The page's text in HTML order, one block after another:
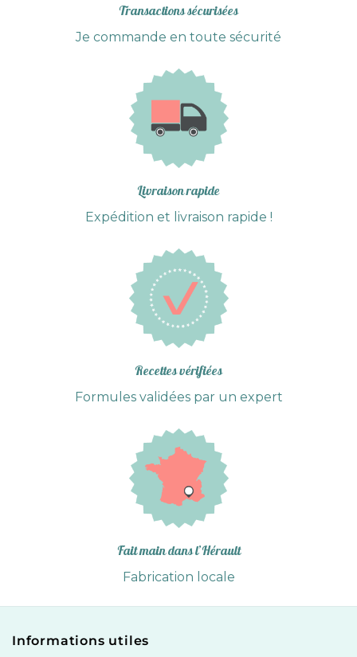
Transactions sécurisées
Je commande en toute sécurité
Livraison rapide
Expédition et livraison rapide !
Recettes vérifiées
Formules validées par un expert
Fait main dans l’Hérault
Fabrication locale
Informations utiles